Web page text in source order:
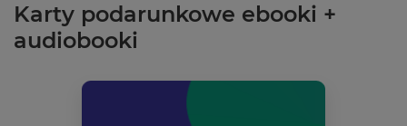
Karty podarunkowe ebooki +
audiobooki